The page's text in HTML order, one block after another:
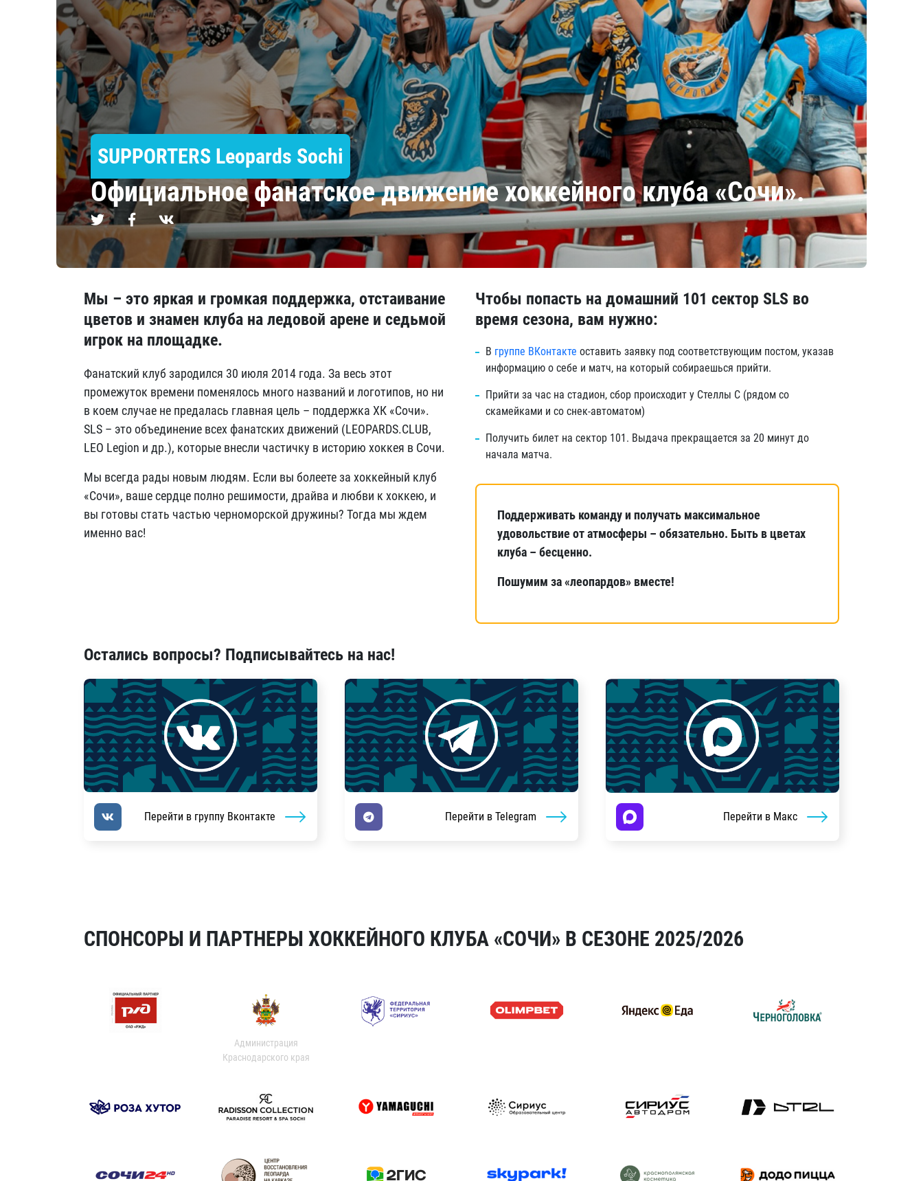
Локомотив
Северсталь
ЦСКА
Шанхайские Драконы
Амур
Барыс
Салават Юлаев
Сибирь
SUPPORTERS Leopards Sochi
Официальное фанатское движение хоккейного клуба «Сочи».
Мы – это яркая и громкая поддержка, отстаивание
цветов и знамен клуба на ледовой арене и седьмой
игрок на площадке.
Фанатский клуб зародился 30 июля 2014 года. За весь этот
промежуток времени поменялось много названий и логотипов, но ни
в коем случае не предалась главная цель – поддержка ХК «Сочи».
SLS – это объединение всех фанатских движений (LEOPARDS.CLUB,
LEO Legion и др.), которые внесли частичку в историю хоккея в Сочи.
Мы всегда рады новым людям. Если вы болеете за хоккейный клуб
«Сочи», ваше сердце полно решимости, драйва и любви к хоккею, и
вы готовы стать частью черноморской дружины? Тогда мы ждем
именно вас!
Чтобы попасть на домашний 101 сектор SLS во
время сезона, вам нужно:
В группе ВКонтакте оставить заявку под соответствующим постом, указав
информацию о себе и матч, на который собираешься прийти.
Прийти за час на стадион, сбор происходит у Стеллы С (рядом со
скамейками и со снек-автоматом)
Получить билет на сектор 101. Выдача прекращается за 20 минут до
начала матча.
Поддерживать команду и получать максимальное
удовольствие от атмосферы – обязательно. Быть в цветах
клуба – бесценно.
Пошумим за «леопардов» вместе!
Остались вопросы? Подписывайтесь на нас!
Перейти в группу Вконтакте Перейти в Telegram Перейти в Макс
СПОНСОРЫ И ПАРТНЕРЫ ХОККЕЙНОГО КЛУБА «СОЧИ» В СЕЗОНЕ 2025/2026
Администрация
Краснодарского края